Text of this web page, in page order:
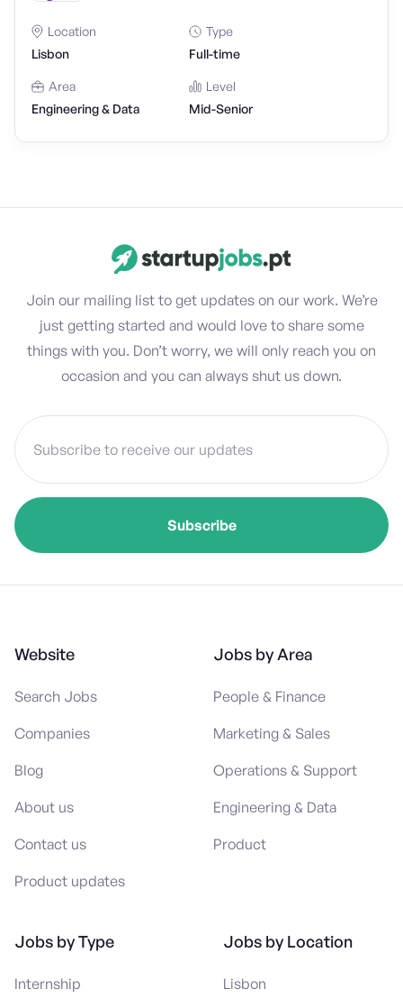
Location
Lisbon
Type
Full-time
Area
Engineering & Data
Level
Mid-Senior
Join our mailing list to get updates on our work. We’re
just getting started and would love to share some
things with you. Don’t worry, we will only reach you on
occasion and you can always shut us down.
Website
Search Jobs
Companies
Blog
About us
Contact us
Product updates
Jobs by Area
People & Finance
Marketing & Sales
Operations & Support
Engineering & Data
Product
Jobs by Type
Internship
Jobs by Location
Lisbon